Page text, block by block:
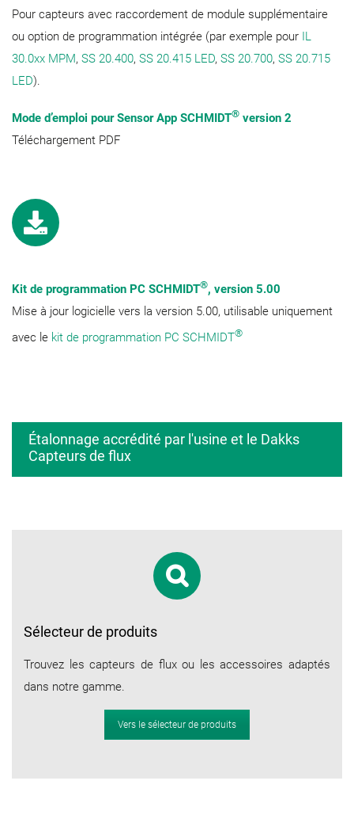
Pour capteurs avec raccordement de module supplémentaire
ou option de programmation intégrée (par exemple pour IL
30.0xx MPM, SS 20.400, SS 20.415 LED, SS 20.700, SS 20.715
LED).
Mode d’emploi pour Sensor App SCHMIDT® version 2
Téléchargement PDF
Kit de programmation PC SCHMIDT®, version 5.00
Mise à jour logicielle vers la version 5.00, utilisable uniquement
avec le kit de programmation PC SCHMIDT®
Étalonnage accrédité par l'usine et le Dakks
Capteurs de flux
Sélecteur de produits
Trouvez les capteurs de flux ou les accessoires adaptés
dans notre gamme.
Vers le sélecteur de produits